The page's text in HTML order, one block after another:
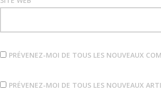
PRÉVENEZ-MOI DE TOUS LES NOUVEAUX
PRÉVENEZ-MOI DE TOUS LES NOUVEAUX